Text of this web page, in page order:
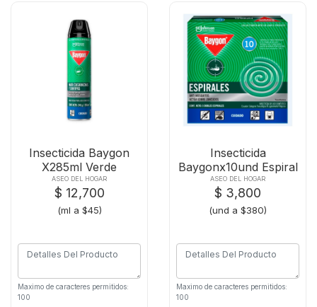
Insecticida Baygon
X285ml Verde
Rastreros
ASEO DEL HOGAR
$ 12,700
(ml a $45)
Maximo de caracteres permitidos:
100
Insecticida
Baygonx10und Espiral
C-base Metal
ASEO DEL HOGAR
$ 3,800
(und a $380)
Maximo de caracteres permitidos:
100